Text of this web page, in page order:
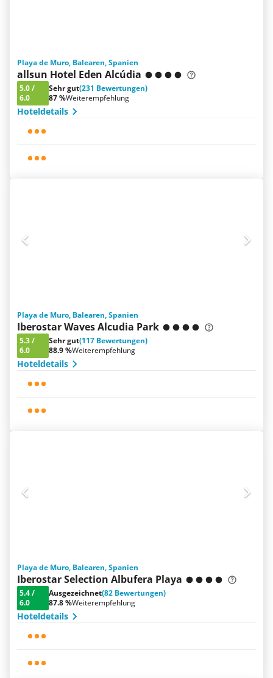
Playa de Muro, Balearen, Spanien
allsun Hotel Eden Alcúdia
5.0/
6.0
Sehr gut(231 Bewertungen)
87 %Weiterempfehlung
Hoteldetails
Playa de Muro, Balearen, Spanien
Iberostar Waves Alcudia Park
5.3/
6.0
Sehr gut(117 Bewertungen)
88.9 %Weiterempfehlung
Hoteldetails
Playa de Muro, Balearen, Spanien
Iberostar Selection Albufera Playa
5.4/
6.0
Ausgezeichnet(82 Bewertungen)
87.8 %Weiterempfehlung
Hoteldetails